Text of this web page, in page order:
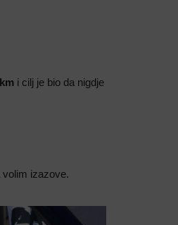
i cilj je bio da nigdje
volim izazove.